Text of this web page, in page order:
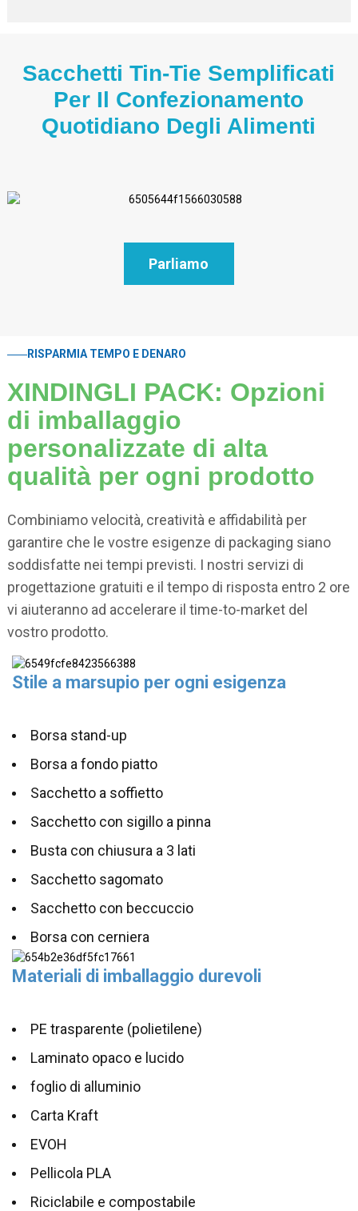
Sacchetti Tin-Tie Semplificati
Per Il Confezionamento
Quotidiano Degli Alimenti
Parliamo
RISPARMIA TEMPO E DENARO
XINDINGLI PACK: Opzioni
di imballaggio
personalizzate di alta
qualità per ogni prodotto
Combiniamo velocità, creatività e affidabilità per
garantire che le vostre esigenze di packaging siano
soddisfatte nei tempi previsti. I nostri servizi di
progettazione gratuiti e il tempo di risposta entro 2 ore
vi aiuteranno ad accelerare il time-to-market del
vostro prodotto.
Stile a marsupio per ogni esigenza
Borsa stand-up
Borsa a fondo piatto
Sacchetto a soffietto
Sacchetto con sigillo a pinna
Busta con chiusura a 3 lati
Sacchetto sagomato
Sacchetto con beccuccio
Borsa con cerniera
Materiali di imballaggio durevoli
PE trasparente (polietilene)
Laminato opaco e lucido
foglio di alluminio
Carta Kraft
EVOH
Pellicola PLA
Riciclabile e compostabile